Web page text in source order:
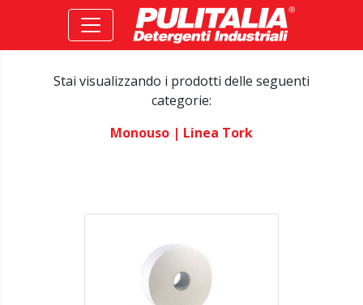
Stai visualizzando i prodotti delle seguenti
categorie:
Monouso | Linea Tork